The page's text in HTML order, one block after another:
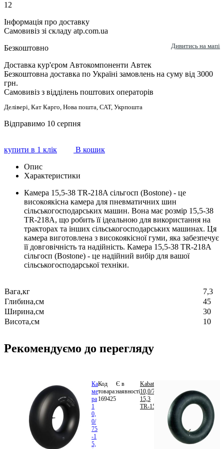
12
Інформація про доставку
Самовивіз зі складу atp.com.ua
Безкоштовно
Дивитись на мапі
Доставка кур'єром Автокомпоненти Автек
Безкоштовна доставка по Україні замовлень на суму від 3000
грн.
Самовивіз з відділень поштових операторів
Делівері, Кат Карго, Нова пошта, САТ, Укрпошта
Відправимо 10 серпня
купити в 1 клік
В кошик
Опис
Характеристики
Камера 15,5-38 TR-218A сільгосп (Bostone) - це
високоякісна камера для пневматичних шин
сільськогосподарських машин. Вона має розмір 15,5-38
TR-218A, що робить її ідеальною для використання на
тракторах та інших сільськогосподарських машинах. Ця
камера виготовлена з високоякісної гуми, яка забезпечує
її довговічність та надійність. Камера 15,5-38 TR-218A
сільгосп (Bostone) - це надійний вибір для вашої
сільськогосподарської техніки.
Вага,кг
7,3
Глибина,см
45
Ширина,см
30
Висота,см
10
Рекомендуємо до перегляду
Ка
ме
ра
1
0,
0/
75
-1
5,
Код
товара:
169425
Є в
наявності
Kabat
10,0/75-
15,3
TR-15
В
кошик